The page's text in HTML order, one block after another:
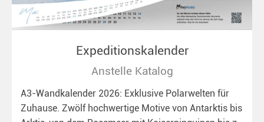
Expeditionskalender
Anstelle Katalog
A3-Wandkalender 2026: Exklusive Polarwelten für
Zuhause. Zwölf hochwertige Motive von Antarktis bis